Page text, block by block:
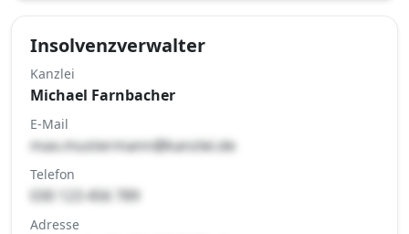
Insolvenzverwalter
Kanzlei
Michael Farnbacher
E-Mail
max.mustermann@kanzlei.de
Telefon
030 123 456 789
Adresse